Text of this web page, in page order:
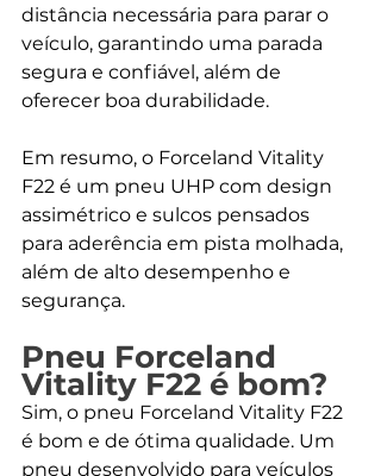
distância necessária para parar o
veículo, garantindo uma parada
segura e confiável, além de
oferecer boa durabilidade.
Em resumo, o Forceland Vitality
F22 é um pneu UHP com design
assimétrico e sulcos pensados
para aderência em pista molhada,
além de alto desempenho e
segurança.
Pneu Forceland
Vitality F22 é bom?
Sim, o pneu Forceland Vitality F22
é bom e de ótima qualidade. Um
pneu desenvolvido para veículos